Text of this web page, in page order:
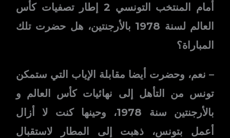
أمام المنتخب التونسي 2 إطار تصفيات كأس
العالم لسنة 1978 بالأرجنتين، هل حضرت تلك
المباراة؟
– نعم، وحضرت أيضا مقابلة الإياب التي ستمكن
تونس من التأهل إلى نهائيات كأس العالم و
بالأرجنتين سنة 1978، وحينها كنت لا أزال
أعمل بتونس، ذهبت إلى المطار لاستقبال